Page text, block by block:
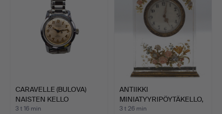
CARAVELLE (BULOVA)
NAISTEN KELLO
VUODELTA …
3 t 16 min
ANTIIKKI
MINIATYYRIPÖYTÄKELLO,
LASIA KUKKA…
3 t 26 min